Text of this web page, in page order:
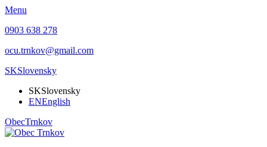
Menu
0903 638 278
ocu.trnkov@gmail.com
SKSlovensky
SKSlovensky
ENEnglish
ObecTrnkov